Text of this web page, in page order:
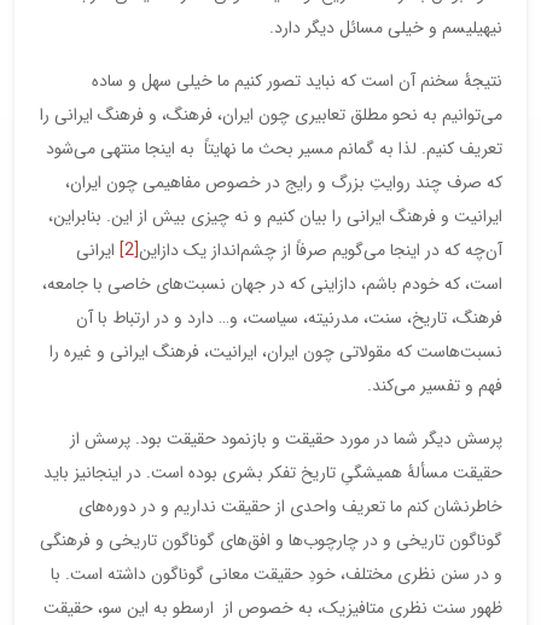
نیهیلیسم و خیلی مسائل دیگر دارد.
نتیجۀ سخنم آن است که نباید تصور کنیم ما خیلی سهل و ساده
می‌توانیم به نحو مطلق تعابیری چون ایران، فرهنگ، و فرهنگ ایرانی را
تعریف کنیم. لذا به گمانم مسیر بحث ما نهایتاً به اینجا منتهی می‌شود
که صرف چند روایتِ بزرگ و رایج در خصوص مفاهیمی چون ایران،
ایرانیت و فرهنگ ایرانی را بیان کنیم و نه چیزی بیش از این. بنابراین،
آن‌چه که در اینجا می‌گویم صرفاً از چشم‌انداز یک دازاین[2]
ایرانی
است، که خودم باشم، دازاینی که در جهان نسبت‌های خاصی با جامعه،
فرهنگ، تاریخ، سنت، مدرنیته، سیاست، و… دارد و در ارتباط با آن
نسبت‌هاست که مقولاتی چون ایران، ایرانیت، فرهنگ ایرانی و غیره را
فهم و تفسیر می‌کند.
پرسش دیگر شما در مورد حقیقت و بازنمود حقیقت بود. پرسش از
حقیقت مسألۀ همیشگیِ تاریخ تفکر بشری بوده است. در اینجانیز باید
خاطرنشان کنم ما تعریف واحدی از حقیقت نداریم و در دوره‌های
گوناگون تاریخی و در چارچوب‌ها و افق‌های گوناگون تاریخی و فرهنگی
و در سنن نظری مختلف، خودِ حقیقت معانی گوناگون داشته است. با
ظهور سنت نظری متافیزیک، به خصوص از ارسطو به این سو، حقیقت